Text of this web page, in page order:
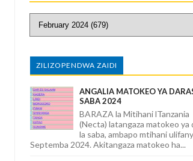
ZILIZOPENDWA ZAIDI
ANGALIA MATOKEO YA
SABA 2024
BARAZA la Mitihani lTanzania
(Necta) latangaza matokeo ya
la saba, ambapo mtihani
Septemba 2024. Akitangaza matokeo ha...